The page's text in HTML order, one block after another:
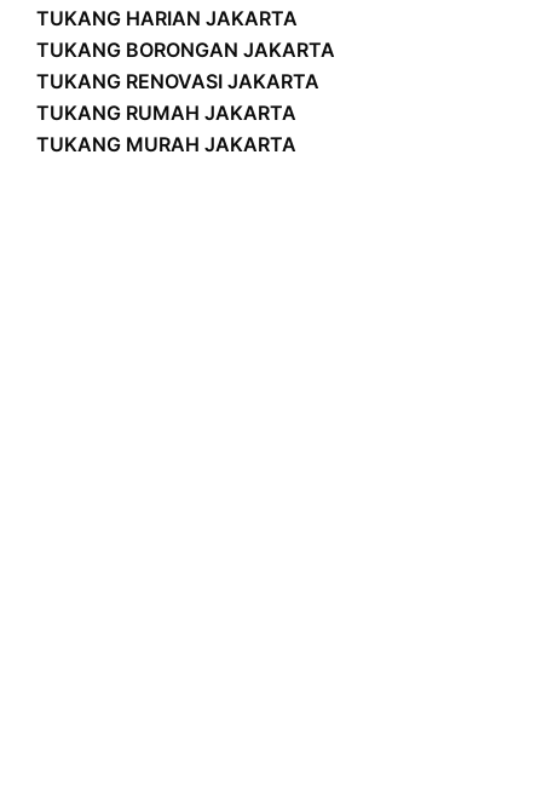
TUKANG HARIAN JAKARTA
TUKANG BORONGAN JAKARTA
TUKANG RENOVASI JAKARTA
TUKANG RUMAH JAKARTA
TUKANG MURAH JAKARTA